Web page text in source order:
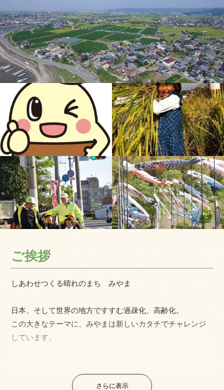
ご挨拶
しあわせつくる晴れのまち みやま
日本、そして世界の地方ですすむ過疎化、高齢化。
この大きなテーマに、みやまは新しいカタチでチャレンジ
しています。
一年を通してふりそそぐ太陽は、四季折々の美しい自然を
さらに表示